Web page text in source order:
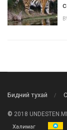
Бидний тухай
© 2018
Халимаг